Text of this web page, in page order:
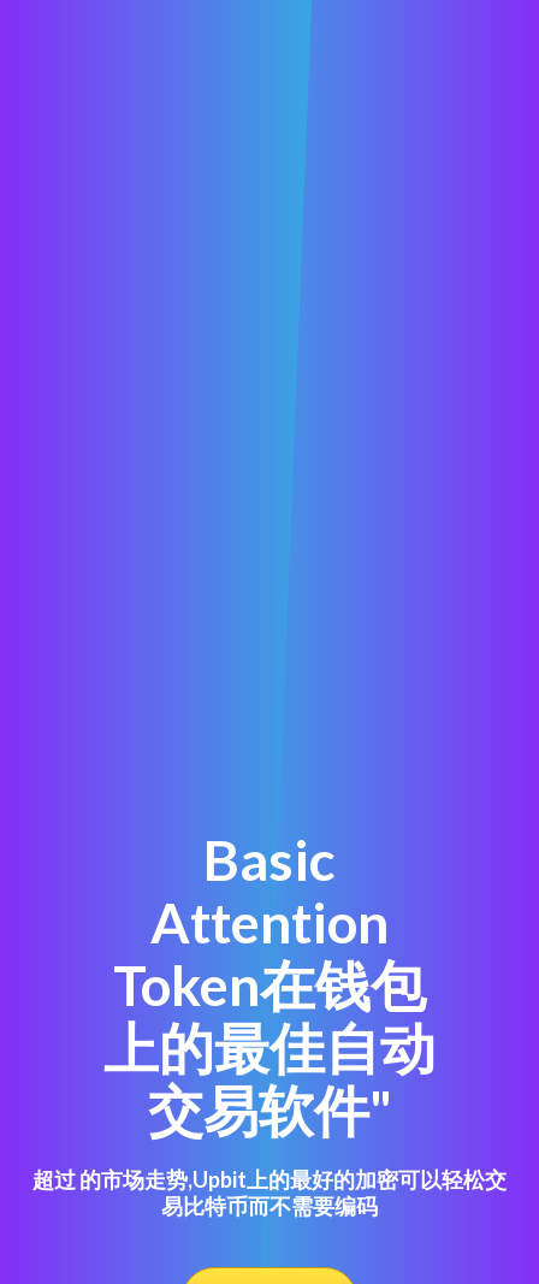
Basic
Attention
Token在钱包
上的最佳自动
交易软件"
超过 的市场走势,Upbit上的最好的加密可以轻松交
易比特币而不需要编码